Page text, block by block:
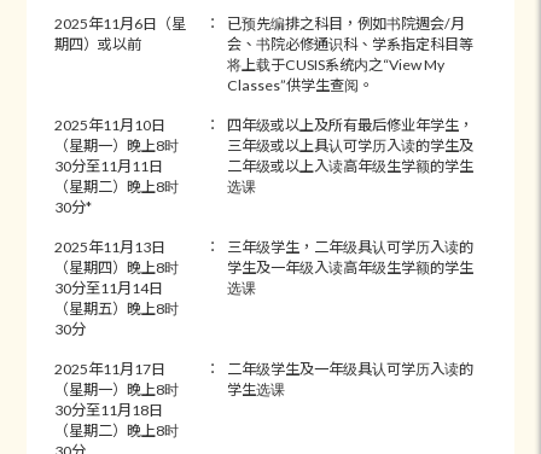
2025年11月6日（星
期四）或以前
：
已预先编排之科目，例如书院週会/月
会、书院必修通识科、学系指定科目等
将上载于CUSIS系统内之“View My
Classes”供学生查阅。
2025年11月10日
（星期一）晚上8时
30分至11月11日
（星期二）晚上8时
30分*
：
四年级或以上及所有最后修业年学生，
三年级或以上具认可学历入读的学生及
二年级或以上入读高年级生学额的学生
选课
2025年11月13日
（星期四）晚上8时
30分至11月14日
（星期五）晚上8时
30分
：
三年级学生，二年级具认可学历入读的
学生及一年级入读高年级生学额的学生
选课
2025年11月17日
（星期一）晚上8时
30分至11月18日
（星期二）晚上8时
：
二年级学生及一年级具认可学历入读的
学生选课